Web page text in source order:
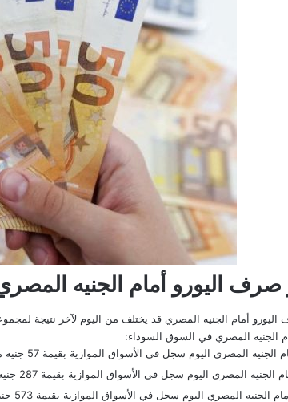
اليورو أمام الجنيه
أمام الجنيه المصري قد يختلف من اليوم لآخر نتيجة
الجنيه المصري في السوق السوداء: